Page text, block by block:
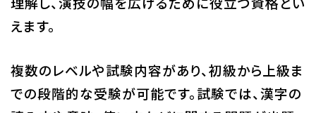
えます。
複数のレベルや試験内容があり、初級から上級ま
での段階的な受験が可能です。試験では、漢字の